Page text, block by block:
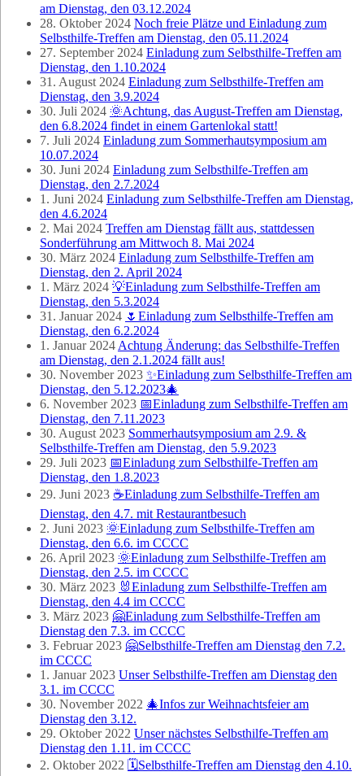
am Dienstag, den 03.12.2024
28. Oktober 2024 Noch freie Plätze und Einladung zum
Selbsthilfe-Treffen am Dienstag, den 05.11.2024
27. September 2024 Einladung zum Selbsthilfe-Treffen am
Dienstag, den 1.10.2024
31. August 2024 Einladung zum Selbsthilfe-Treffen am
Dienstag, den 3.9.2024
30. Juli 2024 🌞Achtung, das August-Treffen am Dienstag,
den 6.8.2024 findet in einem Gartenlokal statt!
7. Juli 2024 Einladung zum Sommerhautsymposium am
10.07.2024
30. Juni 2024 Einladung zum Selbsthilfe-Treffen am
Dienstag, den 2.7.2024
1. Juni 2024 Einladung zum Selbsthilfe-Treffen am Dienstag,
den 4.6.2024
2. Mai 2024 Treffen am Dienstag fällt aus, stattdessen
Sonderführung am Mittwoch 8. Mai 2024
30. März 2024 Einladung zum Selbsthilfe-Treffen am
Dienstag, den 2. April 2024
1. März 2024 💡Einladung zum Selbsthilfe-Treffen am
Dienstag, den 5.3.2024
31. Januar 2024 🌷Einladung zum Selbsthilfe-Treffen am
Dienstag, den 6.2.2024
1. Januar 2024 Achtung Änderung: das Selbsthilfe-Treffen
am Dienstag, den 2.1.2024 fällt aus!
30. November 2023 ✨Einladung zum Selbsthilfe-Treffen am
Dienstag, den 5.12.2023🎄
6. November 2023 📅Einladung zum Selbsthilfe-Treffen am
Dienstag, den 7.11.2023
30. August 2023 Sommerhautsymposium am 2.9. &
Selbsthilfe-Treffen am Dienstag, den 5.9.2023
29. Juli 2023 📅Einladung zum Selbsthilfe-Treffen am
Dienstag, den 1.8.2023
29. Juni 2023 ☕Einladung zum Selbsthilfe-Treffen am
Dienstag, den 4.7. mit Restaurantbesuch
2. Juni 2023 🌞Einladung zum Selbsthilfe-Treffen am
Dienstag, den 6.6. im CCCC
26. April 2023 🌞Einladung zum Selbsthilfe-Treffen am
Dienstag, den 2.5. im CCCC
30. März 2023 🐰Einladung zum Selbsthilfe-Treffen am
Dienstag, den 4.4 im CCCC
3. März 2023 🤗Einladung zum Selbsthilfe-Treffen am
Dienstag den 7.3. im CCCC
3. Februar 2023 🤗Selbsthilfe-Treffen am Dienstag den 7.2.
im CCCC
1. Januar 2023 Unser Selbsthilfe-Treffen am Dienstag den
3.1. im CCCC
30. November 2022 🎄Infos zur Weihnachtsfeier am
Dienstag den 3.12.
29. Oktober 2022 Unser nächstes Selbsthilfe-Treffen am
Dienstag den 1.11. im CCCC
2. Oktober 2022 🗓️Selbsthilfe-Treffen am Dienstag den 4.10.